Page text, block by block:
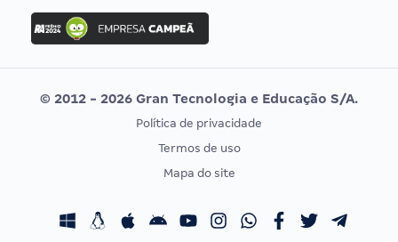
Concurso Ibama
Concurso MPU
Editais publicados
Vunesp
CONCURSOS POR PROFISSÃO
Concursos Fiscais
EXAME DE ORDEM
Calendário OAB
© 2012 - 2026 Gran Tecnologia e Educação S/A.
Política de privacidade
Termos de uso
Mapa do site